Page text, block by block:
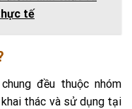
tế
đều thuộc nhóm
thác và sử dụng tại